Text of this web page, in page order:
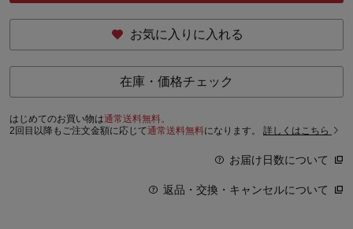
お気に入りに入れる
在庫・価格チェック
はじめてのお買い物は通常送料無料。
2回目以降もご注文金額に応じて通常送料無料になります。 詳しくはこちら
お届け日数について
返品・交換・キャンセルについて